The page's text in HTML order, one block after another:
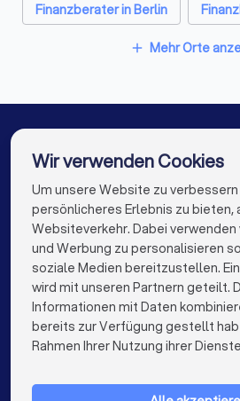
Finanzberater in Berlin
Finanzberater in München
Finanzberater in
Finanzberater in Dortmund
Finanzberater in Bremen
Finanzberater in
Finanzberater in Hannover
Finanzberater in Duisburg
add Mehr Orte
Die besten Finanzberater für Sie
info@trustlocal.de
FÜR PRIVATPERSONEN
Wir verwenden Cookies
Um unsere Website zu verbessern
persönlicheres Erlebnis zu bieten,
Websiteverkehr. Dabei verwenden
und Werbung zu personalisieren
soziale Medien bereitzustellen.
wird mit unseren Partnern geteilt.
Informationen mit Daten
bereits zur Verfügung gestellt
Rahmen Ihrer Nutzung ihrer